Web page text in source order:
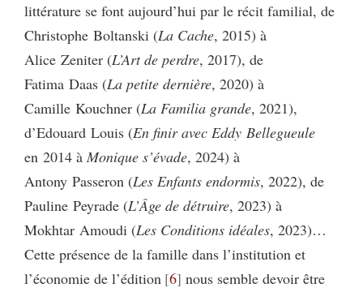
littérature se font aujourd’hui par le récit familial, de
Christophe Boltanski (La Cache, 2015) à
Alice Zeniter (L’Art de perdre, 2017), de
Fatima Daas (La petite dernière, 2020) à
Camille Kouchner (La Familia grande, 2021),
d’Edouard Louis (En finir avec Eddy Bellegueule
en 2014 à Monique s’évade, 2024) à
Antony Passeron (Les Enfants endormis, 2022), de
Pauline Peyrade (L’Âge de détruire, 2023) à
Mokhtar Amoudi (Les Conditions idéales, 2023)…
Cette présence de la famille dans l’institution et
l’économie de l’édition 6 nous semble devoir être